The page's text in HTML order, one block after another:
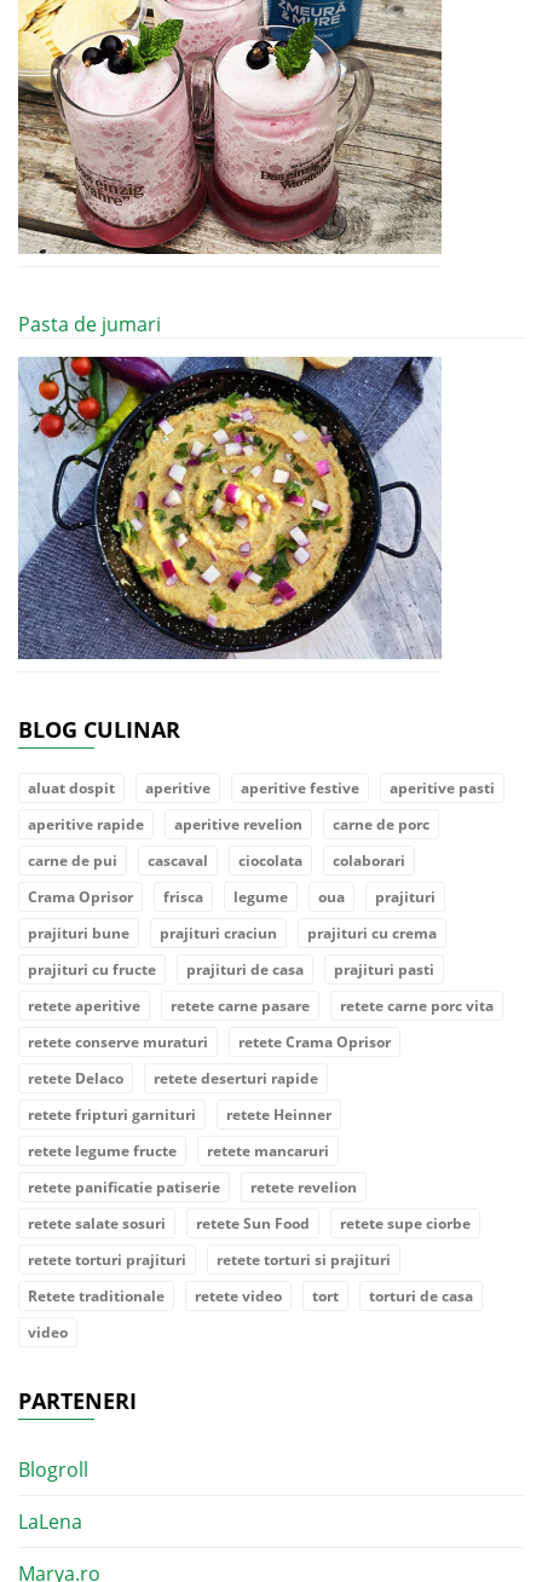
Pasta de jumari
BLOG CULINAR
aluat dospit aperitive aperitive festive
aperitive pasti
aperitive rapide
aperitive revelion
carne de porc
carne de pui
cascaval ciocolata
colaborari
Crama Oprisor
frisca legume oua
prajituri
prajituri bune
prajituri craciun
prajituri cu crema
prajituri cu fructe
prajituri de casa
prajituri pasti
retete aperitive
retete carne pasare
retete carne porc vita
retete conserve muraturi
retete Crama Oprisor
retete Delaco
retete deserturi rapide
retete fripturi garnituri
retete Heinner
retete legume fructe
retete mancaruri
retete panificatie patiserie
retete revelion
retete salate sosuri
retete Sun Food
retete supe ciorbe
retete torturi prajituri
retete torturi si prajituri
Retete traditionale
retete video tort
torturi de casa
video
PARTENERI
Blogroll
LaLena
Marya.ro